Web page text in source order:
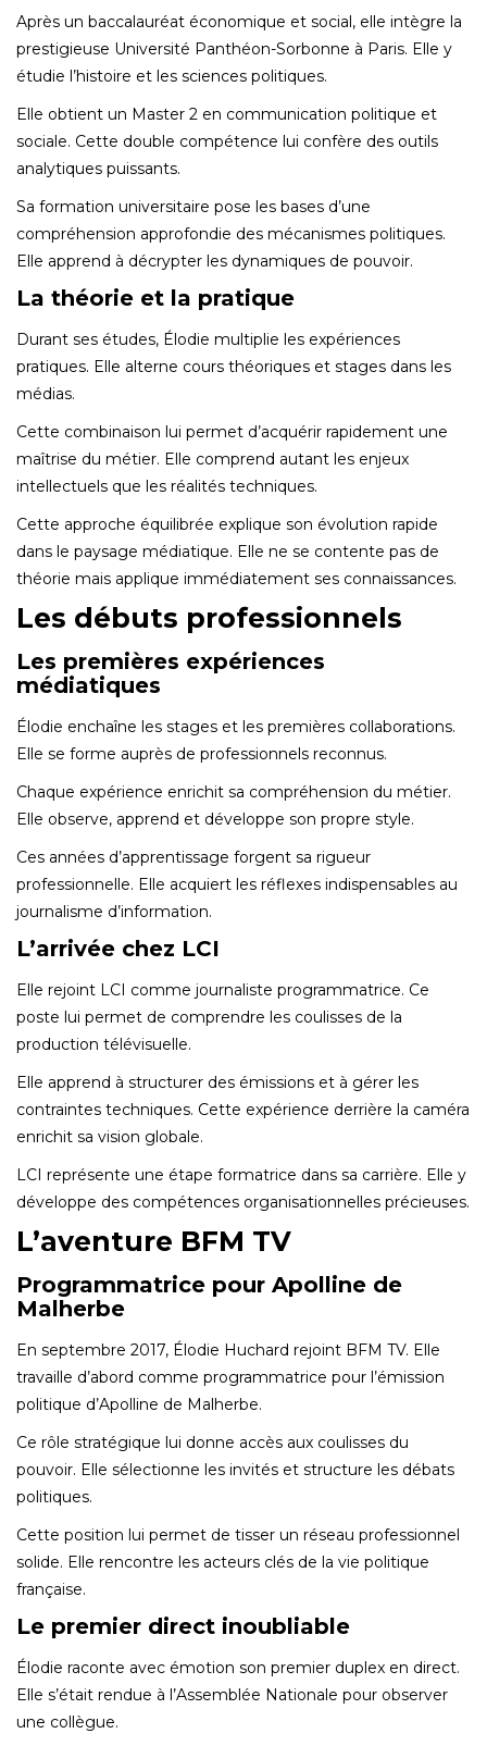
Après un baccalauréat économique et social, elle intègre la
prestigieuse Université Panthéon-Sorbonne à Paris. Elle y
étudie l’histoire et les sciences politiques.
Elle obtient un Master 2 en communication politique et
sociale. Cette double compétence lui confère des outils
analytiques puissants.
Sa formation universitaire pose les bases d’une
compréhension approfondie des mécanismes politiques.
Elle apprend à décrypter les dynamiques de pouvoir.
La théorie et la pratique
Durant ses études, Élodie multiplie les expériences
pratiques. Elle alterne cours théoriques et stages dans les
médias.
Cette combinaison lui permet d’acquérir rapidement une
maîtrise du métier. Elle comprend autant les enjeux
intellectuels que les réalités techniques.
Cette approche équilibrée explique son évolution rapide
dans le paysage médiatique. Elle ne se contente pas de
théorie mais applique immédiatement ses connaissances.
Les débuts professionnels
Les premières expériences
médiatiques
Élodie enchaîne les stages et les premières collaborations.
Elle se forme auprès de professionnels reconnus.
Chaque expérience enrichit sa compréhension du métier.
Elle observe, apprend et développe son propre style.
Ces années d’apprentissage forgent sa rigueur
professionnelle. Elle acquiert les réflexes indispensables au
journalisme d’information.
L’arrivée chez LCI
Elle rejoint LCI comme journaliste programmatrice. Ce
poste lui permet de comprendre les coulisses de la
production télévisuelle.
Elle apprend à structurer des émissions et à gérer les
contraintes techniques. Cette expérience derrière la caméra
enrichit sa vision globale.
LCI représente une étape formatrice dans sa carrière. Elle y
développe des compétences organisationnelles précieuses.
L’aventure BFM TV
Programmatrice pour Apolline de
Malherbe
En septembre 2017, Élodie Huchard rejoint BFM TV. Elle
travaille d’abord comme programmatrice pour l’émission
politique d’Apolline de Malherbe.
Ce rôle stratégique lui donne accès aux coulisses du
pouvoir. Elle sélectionne les invités et structure les débats
politiques.
Cette position lui permet de tisser un réseau professionnel
solide. Elle rencontre les acteurs clés de la vie politique
française.
Le premier direct inoubliable
Élodie raconte avec émotion son premier duplex en direct.
Elle s’était rendue à l’Assemblée Nationale pour observer
une collègue.